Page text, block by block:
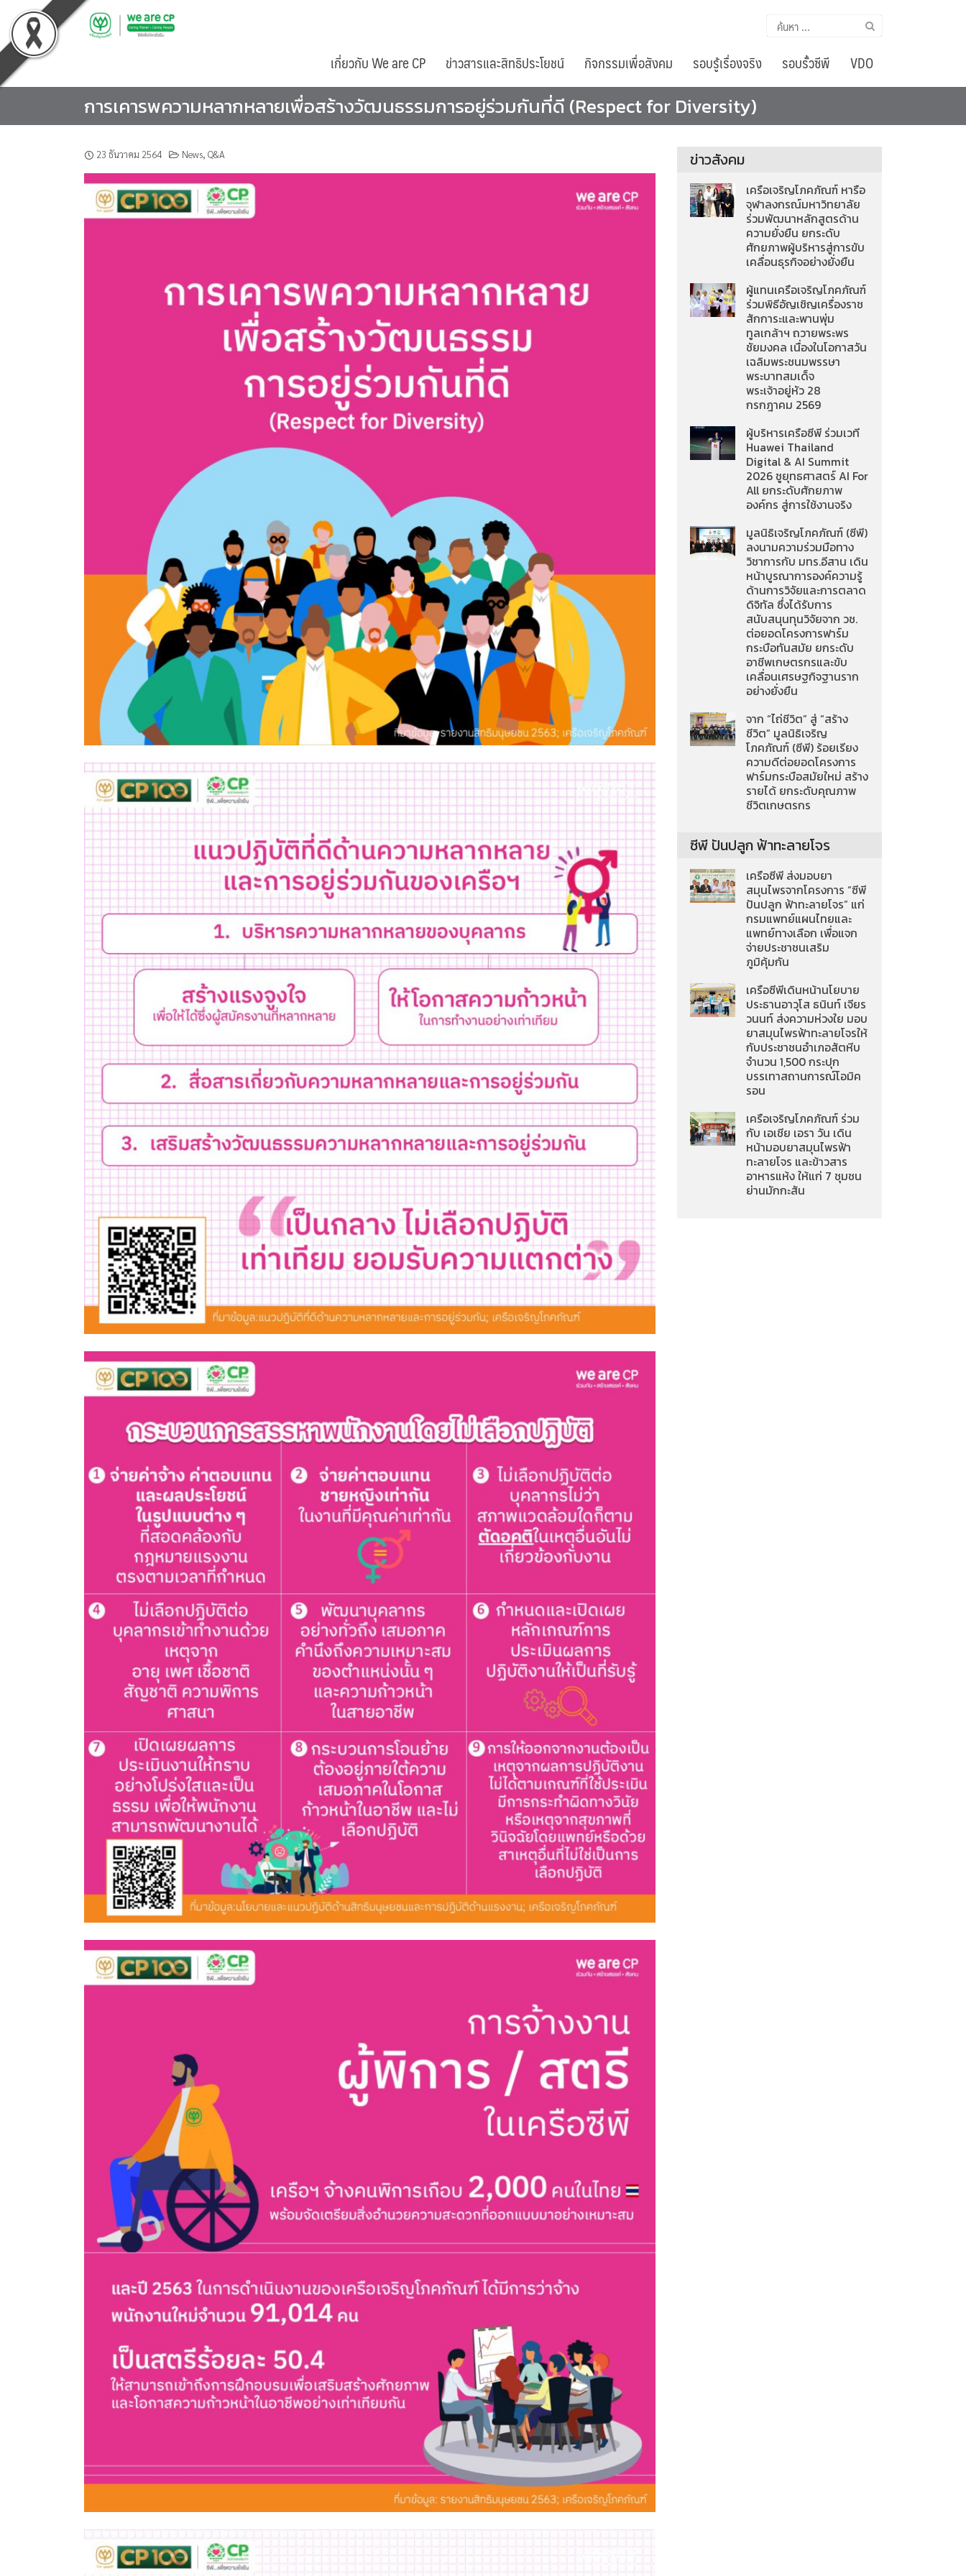
to
content
ค้นหา
เกี่ยวกับ We are CP ข่าวสารและสิทธิประโยชน์ กิจกรรมเพื่อสังคม รอบรู้เรื่องจริง รอบรั้วซีพี VDO
การเคารพความหลากหลายเพื่อสร้างวัฒนธรรมการอยู่ร่วมกันที่ดี (Respect for Diversity)
23 ธันวาคม 2564 News, Q&A ข่าวสังคม
เครือเจริญโภคภัณฑ์ หารือ
จุฬาลงกรณ์มหาวิทยาลัย
ร่วมพัฒนาหลักสูตรด้าน
ความยั่งยืน ยกระดับ
ศักยภาพผู้บริหารสู่การขับ
เคลื่อนธุรกิจอย่างยั่งยืน
ผู้แทนเครือเจริญโภคภัณฑ์
ร่วมพิธีอัญเชิญเครื่องราช
สักการะและพานพุ่ม
ทูลเกล้าฯ ถวายพระพร
ชัยมงคล เนื่องในโอกาสวัน
เฉลิมพระชนมพรรษา
พระบาทสมเด็จ
พระเจ้าอยู่หัว 28
กรกฎาคม 2569
ผู้บริหารเครือซีพี ร่วมเวที
Huawei Thailand
Digital & AI Summit
2026 ชูยุทธศาสตร์ AI For
All ยกระดับศักยภาพ
องค์กร สู่การใช้งานจริง
มูลนิธิเจริญโภคภัณฑ์ (ซีพี)
ลงนามความร่วมมือทาง
วิชาการกับ มทร.อีสาน เดิน
หน้าบูรณาการองค์ความรู้
ด้านการวิจัยและการตลาด
ดิจิทัล ซึ่งได้รับการ
สนับสนุนทุนวิจัยจาก วช.
ต่อยอดโครงการฟาร์ม
กระบือทันสมัย ยกระดับ
อาชีพเกษตรกรและขับ
เคลื่อนเศรษฐกิจฐานราก
อย่างยั่งยืน
จาก “ไถ่ชีวิต” สู่ “สร้าง
ชีวิต” มูลนิธิเจริญ
โภคภัณฑ์ (ซีพี) ร้อยเรียง
ความดีต่อยอดโครงการ
ฟาร์มกระบือสมัยใหม่ สร้าง
รายได้ ยกระดับคุณภาพ
ชีวิตเกษตรกร
ซีพี ปันปลูก ฟ้าทะลายโจร
เครือซีพี ส่งมอบยา
สมุนไพรจากโครงการ “ซีพี
ปันปลูก ฟ้าทะลายโจร” แก่
กรมแพทย์แผนไทยและ
แพทย์ทางเลือก เพื่อแจก
จ่ายประชาชนเสริม
ภูมิคุ้มกัน
เครือซีพีเดินหน้านโยบาย
ประธานอาวุโส ธนินท์ เจียร
วนนท์ ส่งความห่วงใย มอบ
ยาสมุนไพรฟ้าทะลายโจรให้
กับประชาชนอำเภอสัตหีบ
จำนวน 1,500 กระปุก
บรรเทาสถานการณ์โอมิค
รอน
เครือเจริญโภคภัณฑ์ ร่วม
กับ เอเชีย เอรา วัน เดิน
หน้ามอบยาสมุนไพรฟ้า
ทะลายโจร และข้าวสาร
อาหารแห้ง ให้แก่ 7 ชุมชน
ย่านมักกะสัน